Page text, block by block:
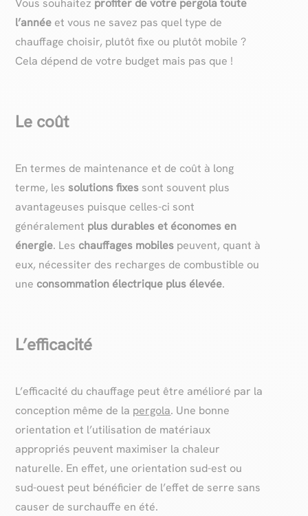
Vous souhaitez profiter de votre pergola toute
l’année et vous ne savez pas quel type de
chauffage choisir, plutôt fixe ou plutôt mobile ?
Cela dépend de votre budget mais pas que !
Le coût
En termes de maintenance et de coût à long
terme, lessolutions fixessont souvent plus
avantageuses puisque celles-ci sont
généralement plus durables et économes en
énergie. Les chauffages mobiles peuvent, quant à
eux, nécessiter des recharges de combustible ou
une consommation électrique plus élevée.
L’efficacité
L’efficacité du chauffage peut être amélioré par la
conception même de la pergola. Une bonne
orientation et l’utilisation de matériaux
appropriés peuvent maximiser la chaleur
naturelle. En effet, une orientation sud-est ou
sud-ouest peut bénéficier de l’effet de serre sans
causer de surchauffe en été.